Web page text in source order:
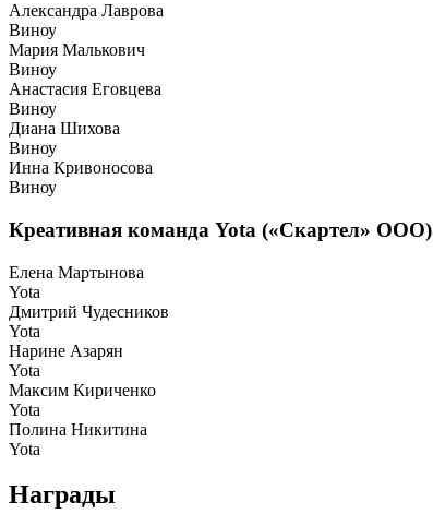
Александра Лаврова
Виноу
Мария Малькович
Виноу
Анастасия Еговцева
Виноу
Диана Шихова
Виноу
Инна Кривоносова
Виноу
Креативная команда Yota («Скартел» ООО)
Елена Мартынова
Yota
Дмитрий Чудесников
Yota
Нарине Азарян
Yota
Максим Кириченко
Yota
Полина Никитина
Yota
Награды